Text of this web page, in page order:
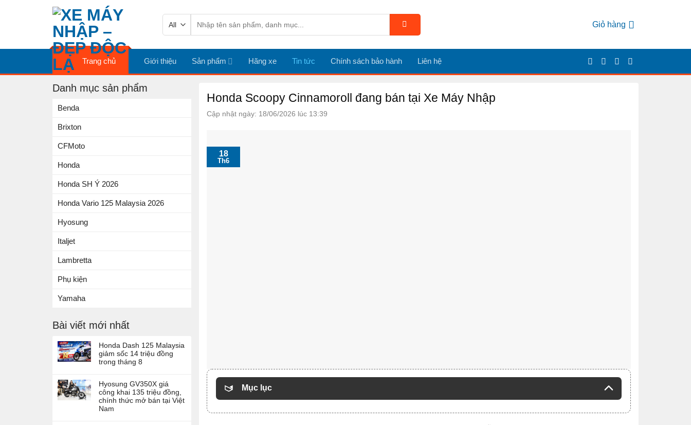
kiếm:
Giỏ hàng
Trang chủ Giới thiệu Sản phẩm Hãng xe Tin tức Chính sách bảo hành Liên hệ
Danh mục sản phẩm
Benda
Brixton
CFMoto
Honda
Honda SH Ý 2026
Honda Vario 125 Malaysia 2026
Hyosung
Italjet
Lambretta
Phụ kiện
Yamaha
Bài viết mới nhất
Honda Dash 125 Malaysia
giảm sốc 14 triệu đồng
trong tháng 8
Hyosung GV350X giá
công khai 135 triệu đồng,
chính thức mở bán tại Việt
Nam
Honda Scoopy Cinnamoroll đang bán tại Xe Máy Nhập
Cập nhật ngày: 18/06/2026 lúc 13:39
18
Th6
Mục lục